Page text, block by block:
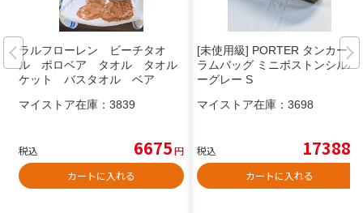
ラルフローレン ビーチタオ
ル ポロベア タオル タオル
ケット バスタオル ベア
マイストア在庫： 3839
税込 6675円
カートに入れる
[未使用級] PORTER タンカード
ラムバッグ ミニボストンシルバ
ーグレー S
マイストア在庫： 3698
税込 17388
カートに入れる